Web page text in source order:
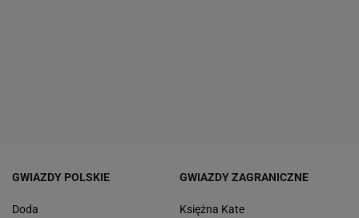
GWIAZDY POLSKIE
Doda
GWIAZDY ZAGRANICZNE
Księżna Kate